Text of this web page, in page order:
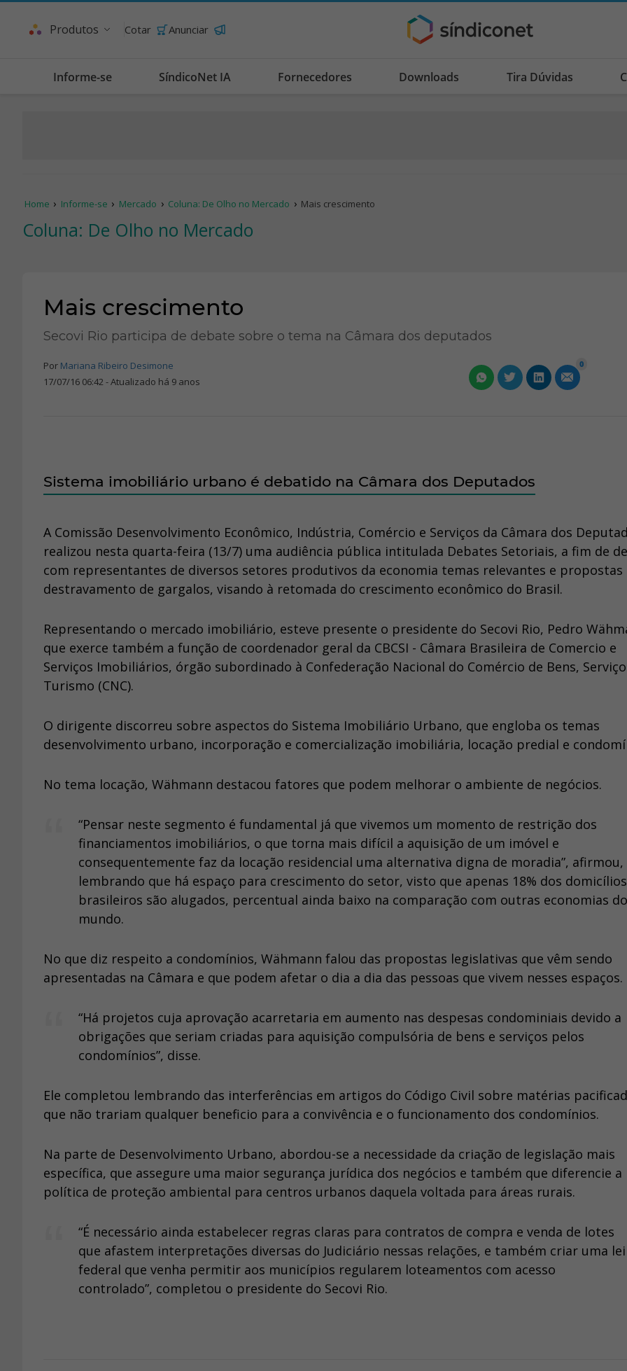
Produtos Cotar Anunciar
Informe-se SíndicoNet IA Fornecedores Downloads Tira Dúvidas
Home Informe-se Mercado Coluna: De Olho no Mercado Mais crescimento
Coluna: De Olho no Mercado
Mais crescimento
Secovi Rio participa de debate sobre o tema na Câmara dos deputados
Por Mariana Ribeiro Desimone
17/07/16 06:42 - Atualizado há 9 anos
0
Sistema imobiliário urbano é debatido na Câmara dos Deputados
A Comissão Desenvolvimento Econômico, Indústria, Comércio e Serviços da Câmara dos
realizou nesta quarta-feira (13/7) uma audiência pública intitulada Debates Setoriais, a fim de
com representantes de diversos setores produtivos da economia temas relevantes e propostas
destravamento de gargalos, visando à retomada do crescimento econômico do Brasil.
Representando o mercado imobiliário, esteve presente o presidente do Secovi Rio, Pedro
que exerce também a função de coordenador geral da CBCSI - Câmara Brasileira de Comercio e
Serviços Imobiliários, órgão subordinado à Confederação Nacional do Comércio de Bens,
Turismo (CNC).
O dirigente discorreu sobre aspectos do Sistema Imobiliário Urbano, que engloba os temas
desenvolvimento urbano, incorporação e comercialização imobiliária, locação predial e
No tema locação, Wähmann destacou fatores que podem melhorar o ambiente de negócios.
“Pensar neste segmento é fundamental já que vivemos um momento de restrição dos
financiamentos imobiliários, o que torna mais difícil a aquisição de um imóvel e
consequentemente faz da locação residencial uma alternativa digna de moradia”, afirmou,
lembrando que há espaço para crescimento do setor, visto que apenas 18% dos domicílios
brasileiros são alugados, percentual ainda baixo na comparação com outras economias do
mundo.
No que diz respeito a condomínios, Wähmann falou das propostas legislativas que vêm sendo
apresentadas na Câmara e que podem afetar o dia a dia das pessoas que vivem nesses espaços.
“Há projetos cuja aprovação acarretaria em aumento nas despesas condominiais devido a
obrigações que seriam criadas para aquisição compulsória de bens e serviços pelos
condomínios”, disse.
Ele completou lembrando das interferências em artigos do Código Civil sobre matérias
que não trariam qualquer beneficio para a convivência e o funcionamento dos condomínios.
Na parte de Desenvolvimento Urbano, abordou-se a necessidade da criação de legislação mais
específica, que assegure uma maior segurança jurídica dos negócios e também que diferencie a
política de proteção ambiental para centros urbanos daquela voltada para áreas rurais.
“É necessário ainda estabelecer regras claras para contratos de compra e venda de lotes
que afastem interpretações diversas do Judiciário nessas relações, e também criar uma lei
federal que venha permitir aos municípios regularem loteamentos com acesso
controlado”, completou o presidente do Secovi Rio.